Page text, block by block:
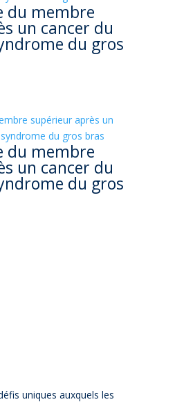
du membre
un cancer du
du gros
du membre
un cancer du
du gros
uniques auxquels les